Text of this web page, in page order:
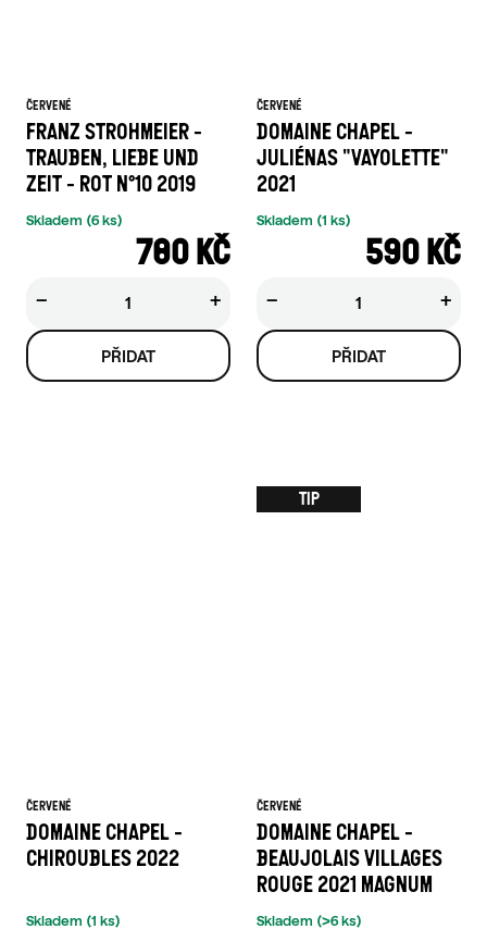
ČERVENÉ
FRANZ STROHMEIER -
TRAUBEN, LIEBE UND
ZEIT - ROT N°10 2019
780 KČ
Skladem (6 ks)
+
−
ČERVENÉ
DOMAINE CHAPEL -
JULIÉNAS "VAYOLETTE"
2021
590 KČ
Skladem (1 ks)
+
−
ČERVENÉ
DOMAINE CHAPEL -
CHIROUBLES 2022
Skladem (1 ks)
TIP
ČERVENÉ
DOMAINE CHAPEL -
BEAUJOLAIS VILLAGES
ROUGE 2021 MAGNUM
Skladem (>6 ks)